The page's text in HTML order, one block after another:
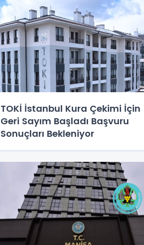
TOKİ İstanbul Kura Çekimi İçin
Geri Sayım Başladı Başvuru
Sonuçları Bekleniyor